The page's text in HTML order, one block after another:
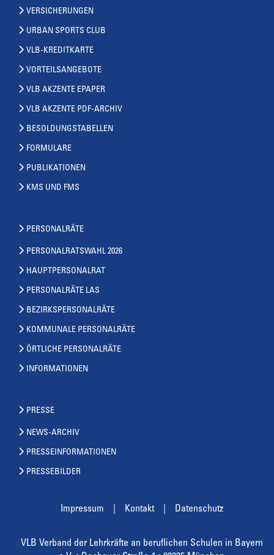
VERSICHERUNGEN
URBAN SPORTS CLUB
VLB-KREDITKARTE
VORTEILSANGEBOTE
VLB AKZENTE EPAPER
VLB AKZENTE PDF-ARCHIV
BESOLDUNGSTABELLEN
FORMULARE
PUBLIKATIONEN
KMS UND FMS
PERSONALRÄTE
PERSONALRATSWAHL 2026
HAUPTPERSONALRAT
PERSONALRÄTE LAS
BEZIRKSPERSONALRÄTE
KOMMUNALE PERSONALRÄTE
ÖRTLICHE PERSONALRÄTE
INFORMATIONEN
PRESSE
NEWS-ARCHIV
PRESSEINFORMATIONEN
PRESSEBILDER
Impressum Kontakt Datenschutz
VLB Verband der Lehrkräfte an beruflichen Schulen in Bayern